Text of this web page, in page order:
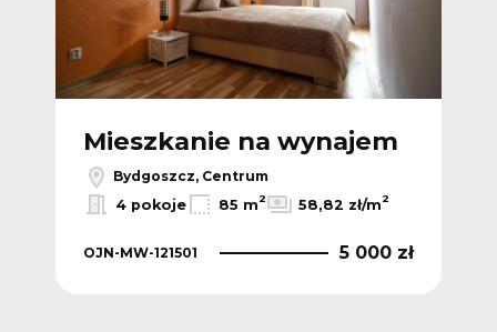
Mieszkanie na wynajem
Bydgoszcz, Centrum
4 pokoje
85 m2 58,82 zł/m2
OJN-MW-121501 5 000 zł